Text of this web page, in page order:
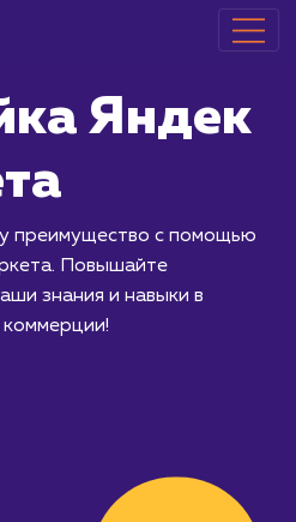
Маркета.
наши знания и